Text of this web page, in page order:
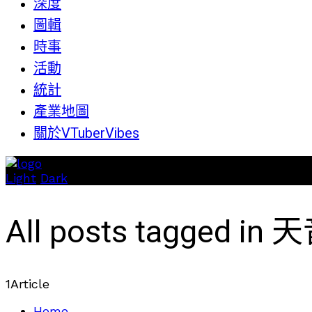
圖輯
時事
活動
統計
產業地圖
關於VTuberVibes
Light Dark
All posts tagged in
1Article